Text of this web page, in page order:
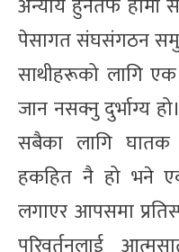
पेसागत संघसंगठन
साथीहरूको लागि
जान नसक्नु दुर्भाग्य
सबैका लागि
हकहित नै हो भने एक
लगाएर आपसमा